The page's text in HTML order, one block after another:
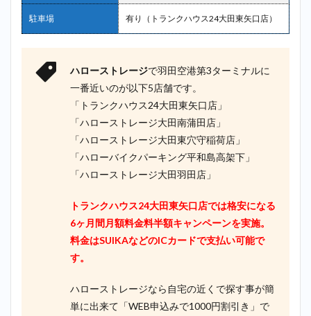
2.9
9
位：寺田倉
庫
ーム）＿羽
田空港第3
ターミナル
2.10
スペー
スプラ
ス＿羽
田空港
ーミナ
ル
3
ター
ミナ
駐車場 有り（トランクハウス24大田東矢口店）
ハローストレージで羽田空港第3ターミナルに
一番近いのが以下5店舗です。
「トランクハウス24大田東矢口店」
「ハローストレージ大田南蒲田店」
「ハローストレージ大田東穴守稲荷店」
「ハローバイクパーキング平和島高架下」
「ハローストレージ大田羽田店」
トランクハウス24大田東矢口店では格安になる
6ヶ月間月額料金料半額キャンペーンを実施。
料金はSUIKAなどのICカードで支払い可能で
す。
ハローストレージなら自宅の近くで探す事が簡
単に出来て「WEB申込みで1000円割引き」で